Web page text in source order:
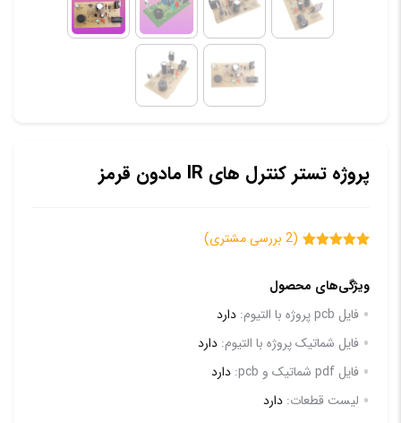
پروژه تستر کنترل های IR مادون قرمز
در
امتیازدهی
مشتری
(
2بررسی مشتری)
ویژگی‌های محصول
فایل pcb پروژه با التیوم:
دارد
فایل شماتیک پروژه با التیوم: دارد
فایل pdf شماتیک و pcb:
دارد
لیست قطعات: دارد